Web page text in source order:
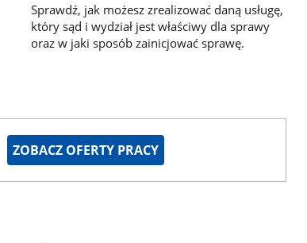
Sprawdź, jak możesz zrealizować daną usługę,
który sąd i wydział jest właściwy dla sprawy
oraz w jaki sposób zainicjować sprawę.
ZOBACZ OFERTY PRACY